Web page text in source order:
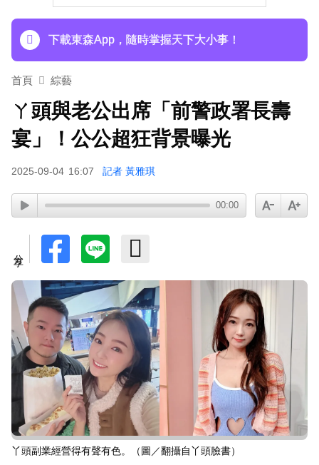
下載東森App，隨時掌握天下大小事！
首頁 綜藝
ㄚ頭與老公出席「前警政署長壽
宴」！公公超狂背景曝光
2025-09-04 16:07 記者 黃雅琪
00:00
丫頭副業經營得有聲有色。（圖／翻攝自丫頭臉書）